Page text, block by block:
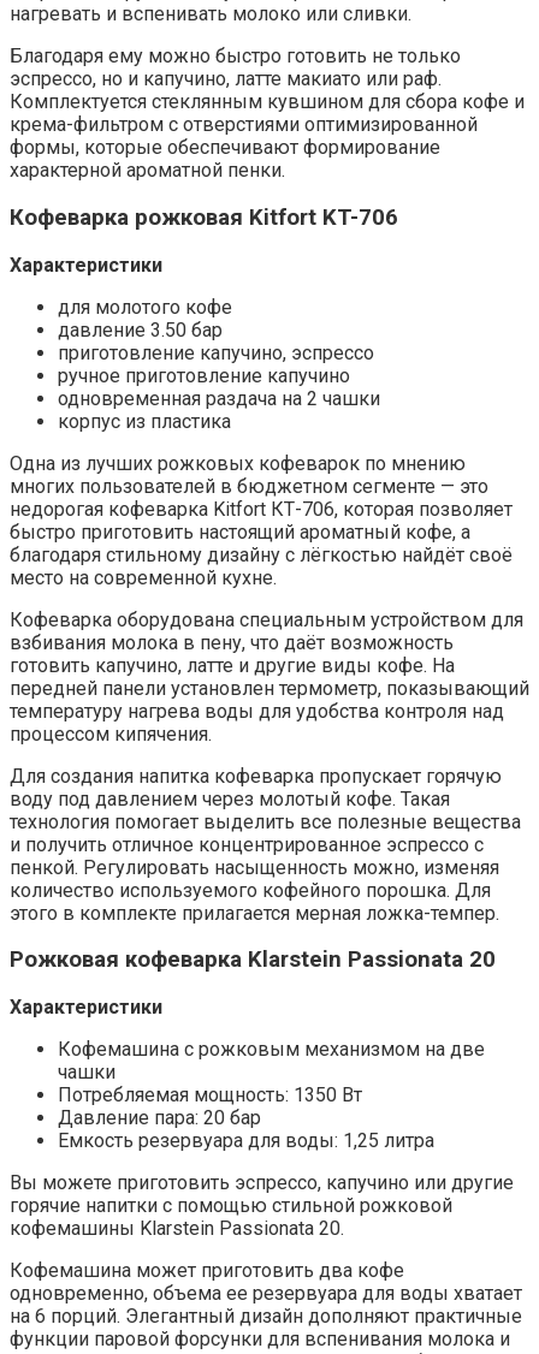
нагревать и вспенивать молоко или сливки.
Благодаря ему можно быстро готовить не только
эспрессо, но и капучино, латте макиато или раф.
Комплектуется стеклянным кувшином для сбора кофе и
крема-фильтром с отверстиями оптимизированной
формы, которые обеспечивают формирование
характерной ароматной пенки.
Кофеварка рожковая Kitfort KT-706
Характеристики
для молотого кофе
давление 3.50 бар
приготовление капучино, эспрессо
ручное приготовление капучино
одновременная раздача на 2 чашки
корпус из пластика
Одна из лучших рожковых кофеварок по мнению
многих пользователей в бюджетном сегменте — это
недорогая кофеварка Kitfort КТ-706, которая позволяет
быстро приготовить настоящий ароматный кофе, а
благодаря стильному дизайну с лёгкостью найдёт своё
место на современной кухне.
Кофеварка оборудована специальным устройством для
взбивания молока в пену, что даёт возможность
готовить капучино, латте и другие виды кофе. На
передней панели установлен термометр, показывающий
температуру нагрева воды для удобства контроля над
процессом кипячения.
Для создания напитка кофеварка пропускает горячую
воду под давлением через молотый кофе. Такая
технология помогает выделить все полезные вещества
и получить отличное концентрированное эспрессо с
пенкой. Регулировать насыщенность можно, изменяя
количество используемого кофейного порошка. Для
этого в комплекте прилагается мерная ложка-темпер.
Рожковая кофеварка Klarstein Passionata 20
Характеристики
Кофемашина с рожковым механизмом на две
чашки
Потребляемая мощность: 1350 Вт
Давление пара: 20 бар
Емкость резервуара для воды: 1,25 литра
Вы можете приготовить эспрессо, капучино или другие
горячие напитки с помощью стильной рожковой
кофемашины Klarstein Passionata 20.
Кофемашина может приготовить два кофе
одновременно, объема ее резервуара для воды хватает
на 6 порций. Элегантный дизайн дополняют практичные
функции паровой форсунки для вспенивания молока и